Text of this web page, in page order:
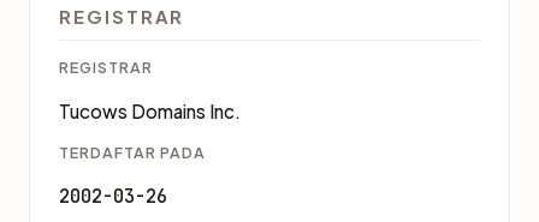
REGISTRAR
REGISTRAR
Tucows Domains Inc.
TERDAFTAR PADA
2002-03-26